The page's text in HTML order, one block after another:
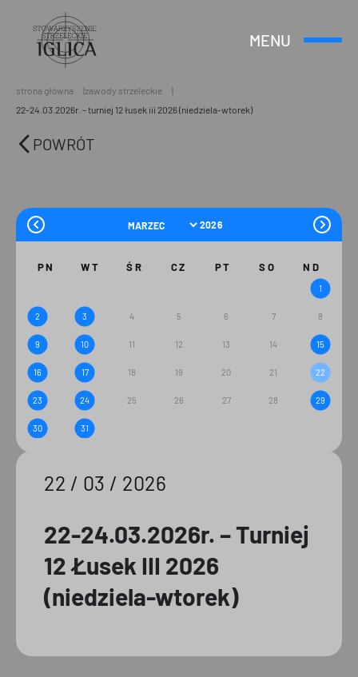
Header
Logo
MENU
Otwórz
strona główna
zawody strzeleckie
22-24.03.2026r. – turniej 12 łusek iii 2026 (niedziela-wtorek)
POWRÓT
22 / 03 / 2026
22-24.03.2026r. – Turniej
12 Łusek III 2026
(niedziela-wtorek)
PN WT ŚR CZ PT SO ND
1
2 3 4 5 6 7 8
9 10 11 12 13 14 15
16 17 18 19 20 21 22
23 24 25 26 27 28 29
30 31